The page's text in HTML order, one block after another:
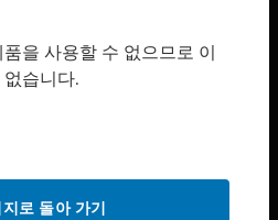
을 사용할 수 없으므로 이
습니다.
로 돌아 가기